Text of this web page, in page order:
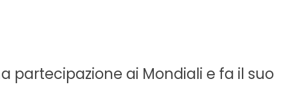
partecipazione ai Mondiali e fa il suo